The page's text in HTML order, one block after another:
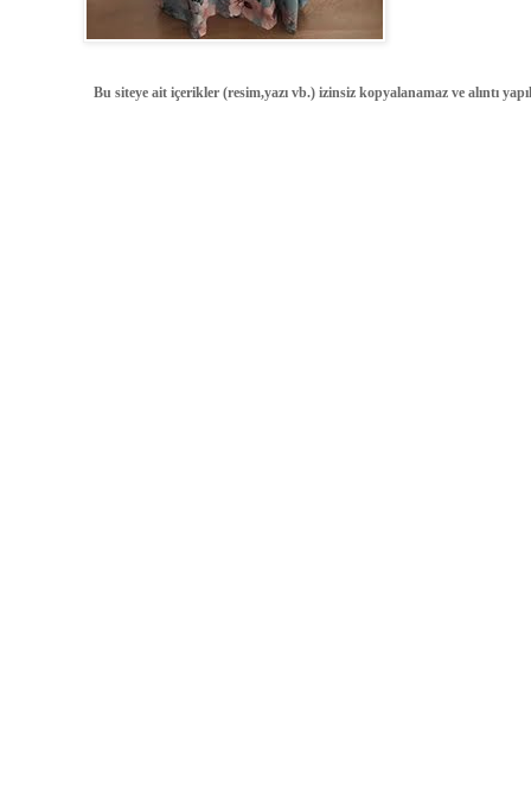
Bu siteye ait içerikler (resim,yazı vb.) izinsiz kopyalanamaz ve alıntı